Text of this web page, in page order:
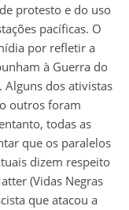
protesto e do uso
pacíficas. O
por refletir a
à Guerra do
Alguns dos ativistas
outros foram
todas as
que os paralelos
dizem respeito
(Vidas Negras
que atacou a